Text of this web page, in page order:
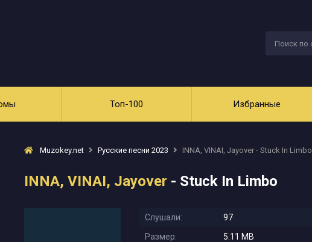
Топ-100 Избранные
Muzokey.net Русские песни 2023 INNA, VINAI, Jayover - Stuck In Limbo
INNA, VINAI, Jayover - Stuck In Limbo
Слушали:
97
Размер:
5.11 MB